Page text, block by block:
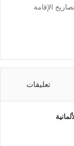
الإقامة
تعليقات